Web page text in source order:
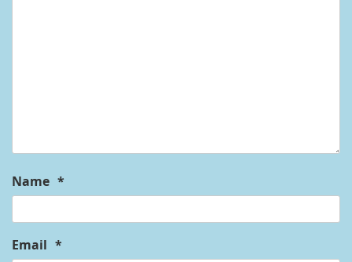
Name *
Email *